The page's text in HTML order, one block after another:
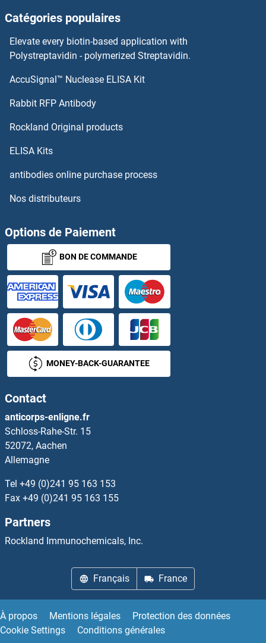
NUDT15 Anticorps
NUP155 Anticorps
NUP160 Anticorps
NUP188 Anticorps
NUP205 Anticorps
NUP210 Anticorps
NUP214 Anticorps
NUP35 Anticorps
NUP37 Anticorps
NUP43 Anticorps
NUP62 Anticorps
NUP62CL Anticorps
NUP85 Anticorps
NUP93 Anticorps
NUP98 Anticorps
Catégories populaires
Elevate every biotin-based application with
Polystreptavidin - polymerized Streptavidin.
AccuSignal™ Nuclease ELISA Kit
Rabbit RFP Antibody
Rockland Original products
ELISA Kits
antibodies online purchase process
Nos distributeurs
Options de Paiement
BON DE COMMANDE
MONEY-BACK-GUARANTEE
Contact
anticorps-enligne.fr
Schloss-Rahe-Str. 15
52072, Aachen
Allemagne
Tel +49 (0)241 95 163 153
Fax +49 (0)241 95 163 155
Partners
Rockland Immunochemicals, Inc.
Français France
À propos Mentions légales
Protection des données
Cookie Settings
Conditions générales